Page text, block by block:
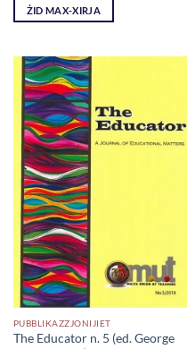
ŻID MAX-XIRJA
PUBBLIKAZZJONIJIET
The Educator n. 5 (ed. George